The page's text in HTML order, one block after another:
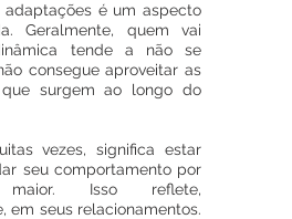
é um aspecto
Geralmente, quem vai
tende a não se
consegue aproveitar as
que surgem ao longo do
vezes, significa estar
seu comportamento por
Isso reflete,
em seus relacionamentos.